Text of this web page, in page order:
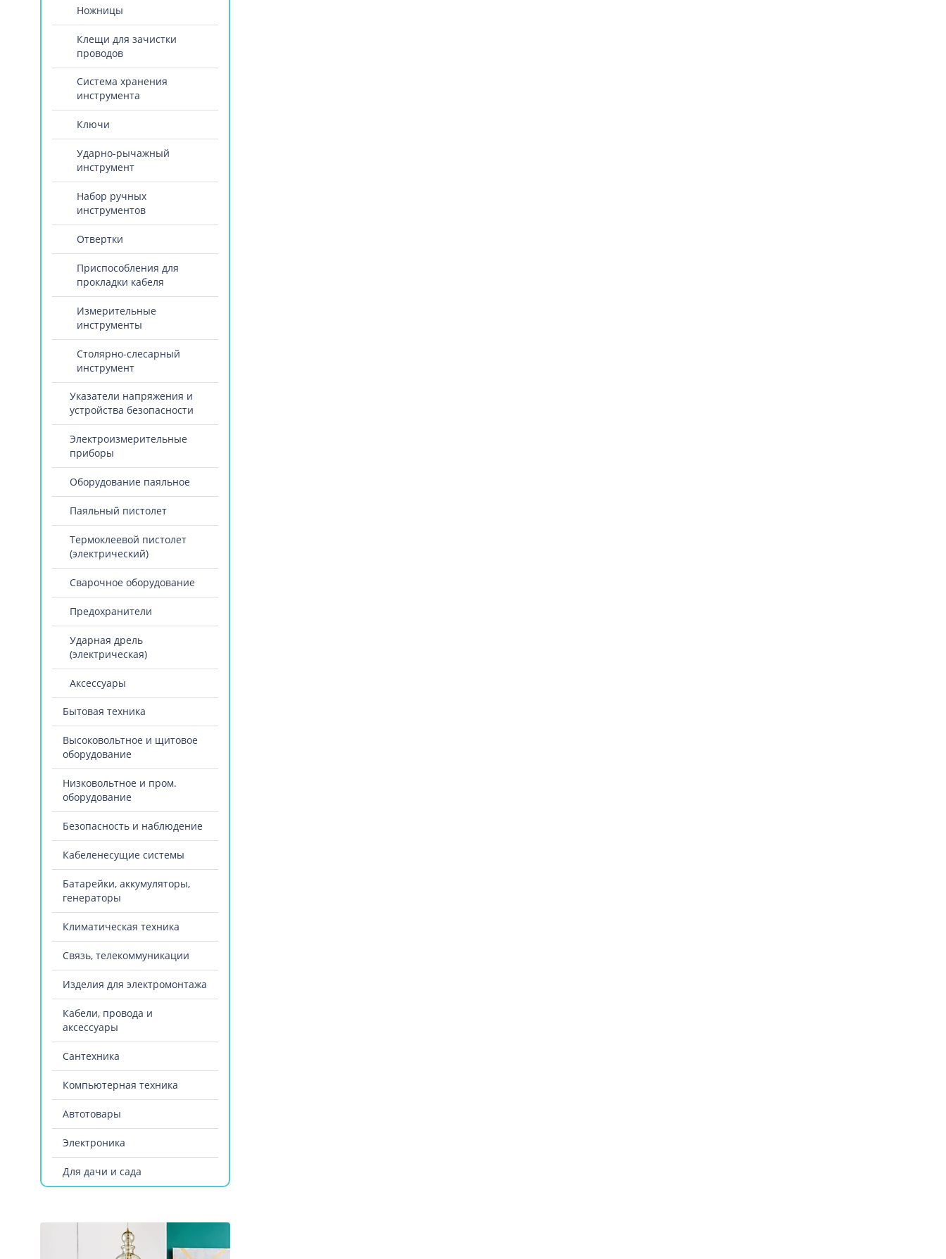
Ножницы
Клещи для зачистки
проводов
Система хранения
инструмента
Ключи
Ударно-рычажный
инструмент
Набор ручных
инструментов
Отвертки
Приспособления для
прокладки кабеля
Измерительные
инструменты
Столярно-слесарный
инструмент
Указатели напряжения и
устройства безопасности
Электроизмерительные
приборы
Оборудование паяльное
Паяльный пистолет
Термоклеевой пистолет
(электрический)
Сварочное оборудование
Предохранители
Ударная дрель
(электрическая)
Аксессуары
Бытовая техника
Высоковольтное и щитовое
оборудование
Низковольтное и пром.
оборудование
Безопасность и наблюдение
Кабеленесущие системы
Батарейки, аккумуляторы,
генераторы
Климатическая техника
Связь, телекоммуникации
Изделия для электромонтажа
Кабели, провода и
аксессуары
Сантехника
Компьютерная техника
Автотовары
Электроника
Для дачи и сада